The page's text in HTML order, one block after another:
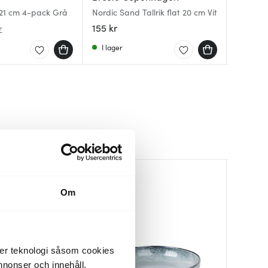
Om
teknologi såsom cookies
och innehåll,
cm 4-pack Grå Nordic Sand Tallrik flat 20 cm Vit
155 kr
I lager